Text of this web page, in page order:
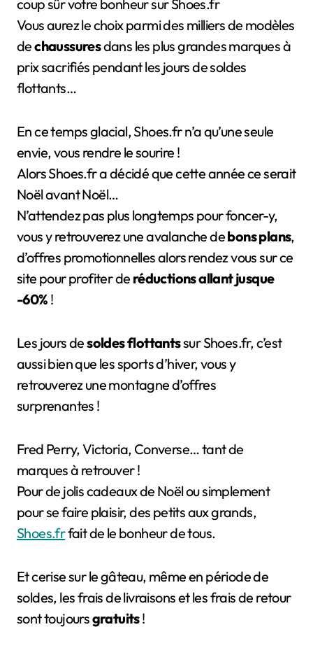
coup sûr votre bonheur sur Shoes.fr
Vous aurez le choix parmi des milliers de modèles
dechaussuresdans les plus grandes marques à
prix sacrifiés pendant les jours de soldes
flottants…
En ce temps glacial, Shoes.fr n’a qu’une seule
envie, vous rendre le sourire !
Alors Shoes.fr a décidé que cette année ce serait
Noël avant Noël…
N’attendez pas plus longtemps pour foncer-y,
vous y retrouverez une avalanche debons plans,
d’offres promotionnelles alors rendez vous sur ce
site pour profiter de réductions allant jusque
-60% !
Les jours desoldes flottantssur Shoes.fr, c’est
aussi bien que les sports d’hiver, vous y
retrouverez une montagne d’offres
surprenantes !
Fred Perry, Victoria, Converse… tant de
marques à retrouver !
Pour de jolis cadeaux de Noël ou simplement
pour se faire plaisir, des petits aux grands,
Shoes.frfait de le bonheur de tous.
Et cerise sur le gâteau, même en période de
soldes, les frais de livraisons et les frais de retour
sont toujoursgratuits!